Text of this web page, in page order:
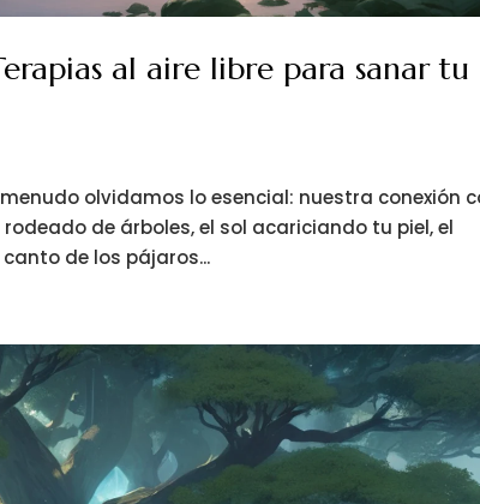
al aire libre para sanar tu
olvidamos lo esencial: nuestra conexión
de árboles, el sol acariciando tu piel, el
de los pájaros...